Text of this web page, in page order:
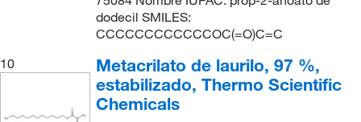
dodecil SMILES:
CCCCCCCCCCCCOC(=O)C=C
10
Metacrilato de laurilo, 97 %,
estabilizado, Thermo Scientific
Chemicals